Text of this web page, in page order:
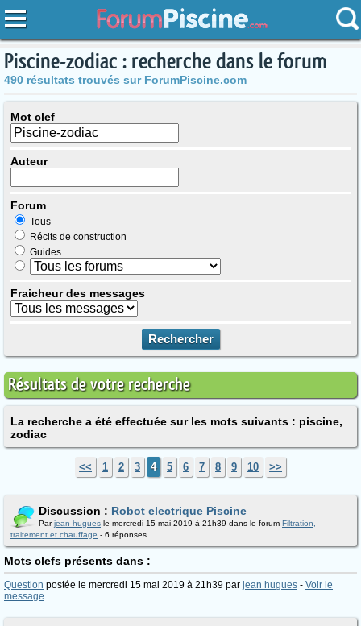
Piscine-zodiac : recherche dans le forum
490 résultats trouvés sur ForumPiscine.com
Mot clef
Auteur
Forum
Tous
Récits de construction
Guides
Fraicheur des messages
Résultats de votre recherche
La recherche a été effectuée sur les mots suivants : piscine,
zodiac
<< 1 2 3 4 5 6 7 8 9 10 >>
Discussion : Robot electrique Piscine
Parjean hugues le mercredi 15 mai 2019 à 21h39 dans le forum Filtration,
traitement et chauffage - 6 réponses
Mots clefs présents dans :
Question postée le mercredi 15 mai 2019 à 21h39 par jean hugues - Voir le
message